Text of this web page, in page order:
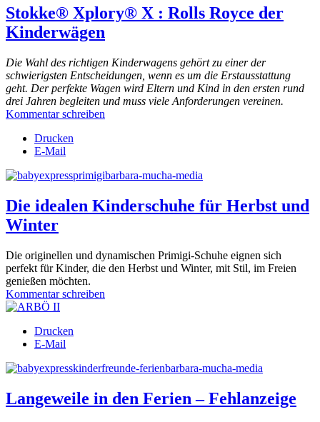
Stokke® Xplory® X : Rolls Royce der
Kinderwägen
Die Wahl des richtigen Kinderwagens gehört zu einer der
schwierigsten Entscheidungen, wenn es um die Erstausstattung
geht. Der perfekte Wagen wird Eltern und Kind in den ersten rund
drei Jahren begleiten und muss viele Anforderungen vereinen.
Kommentar schreiben
Drucken
E-Mail
Die idealen Kinderschuhe für Herbst und
Winter
Die originellen und dynamischen Primigi-Schuhe eignen sich
perfekt für Kinder, die den Herbst und Winter, mit Stil, im Freien
genießen möchten.
Kommentar schreiben
Drucken
E-Mail
Langeweile in den Ferien – Fehlanzeige